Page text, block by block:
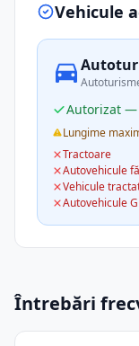
Vehicule
Autorizat
Lungime
Tractoare
Autovehicule
Vehicule
Autovehicule
Întrebări